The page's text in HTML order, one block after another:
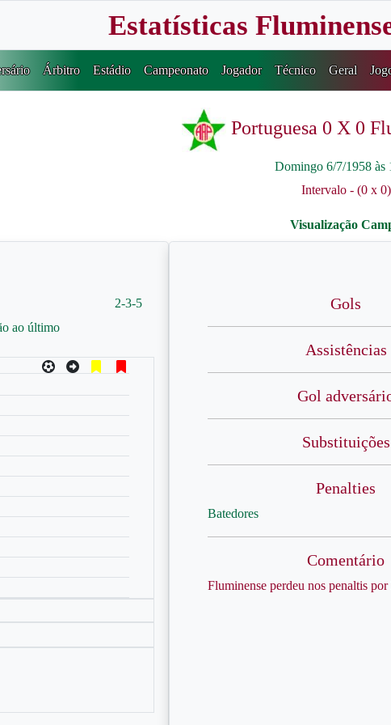
Estatísticas
Árbitro Estádio Campeonato Jogador Técnico Geral
Portuguesa 0 X 0
Domingo 6/7/1958 às
Intervalo - (0 x 0)
ao último
2-3-5 Gols
Assistências
Gol
Substituições
Penalties
Batedores
Comentário
Fluminense perdeu nos penaltis